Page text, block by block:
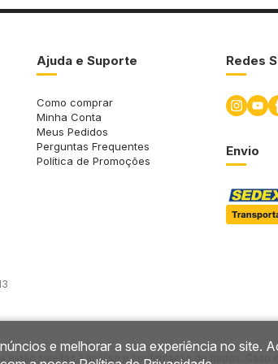
Ajuda e Suporte
Como comprar
Minha Conta
Meus Pedidos
Perguntas Frequentes
Política de Promoções
Redes
Envio
sujeitas à análise e confirmação de dados. Caso
e melhorar a sua experiência no site.